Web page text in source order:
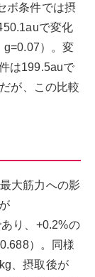
ボ条件では摂
で変化
g=0.07）。変
は199.5auで
が、この比較
大筋力への影
り、+0.2%の
）。同様
、摂取後が